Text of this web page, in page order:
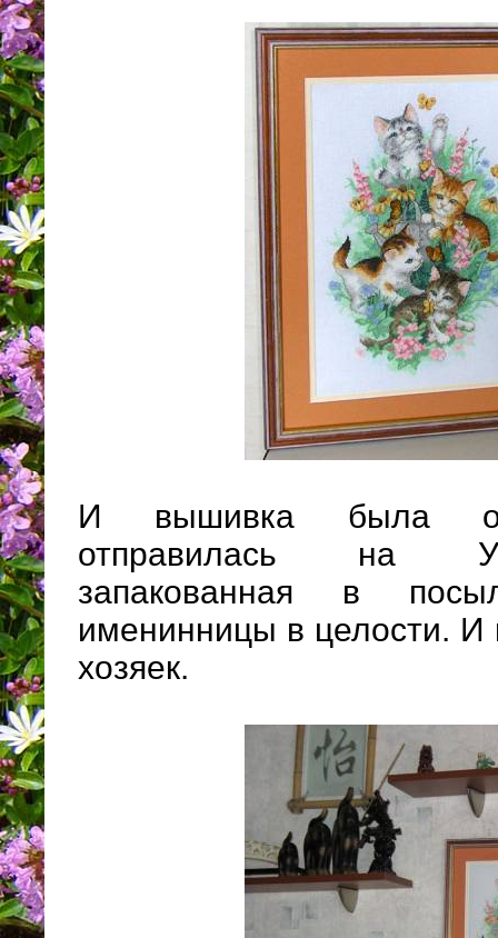
И вышивка была
отправилась на
запакованная в
именинницы в целости. И
хозяек.